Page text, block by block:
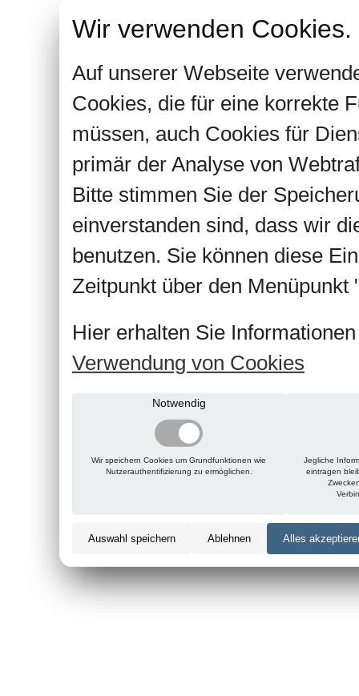
Wir verwenden Cookies.
Auf unserer Webseite
Cookies, die für eine korrekte
müssen, auch Cookies für
primär der Analyse von
Bitte stimmen Sie der
einverstanden sind, dass wir
benutzen. Sie können diese
Zeitpunkt über den Menüpunkt
Hier erhalten Sie
Verwendung von Cookies
Notwendig
Wir speichern Cookies um Grundfunktionen wie
Nutzerauthentifizierung zu ermöglichen.
Jegliche
eintragen
Auswahl speichern Ablehnen Alles